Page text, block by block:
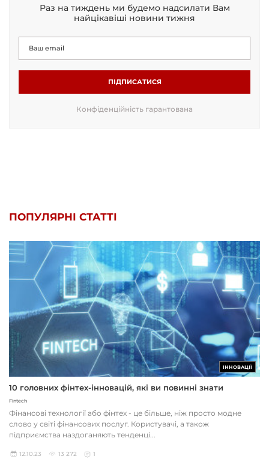
Раз на тиждень ми будемо надсилати Вам
найцікавіші новини тижня
ПІДПИСАТИСЯ
Конфіденційність гарантована
ПОПУЛЯРНІ СТАТТІ
ІННОВАЦІЇ
10 головних фінтех-інновацій, які ви повинні знати
Fintech
Фінансові технології або фінтех - це більше, ніж просто модне
слово у світі фінансових послуг. Користувачі, а також
підприємства наздоганяють тенденці...
12.10.23 13 272 1